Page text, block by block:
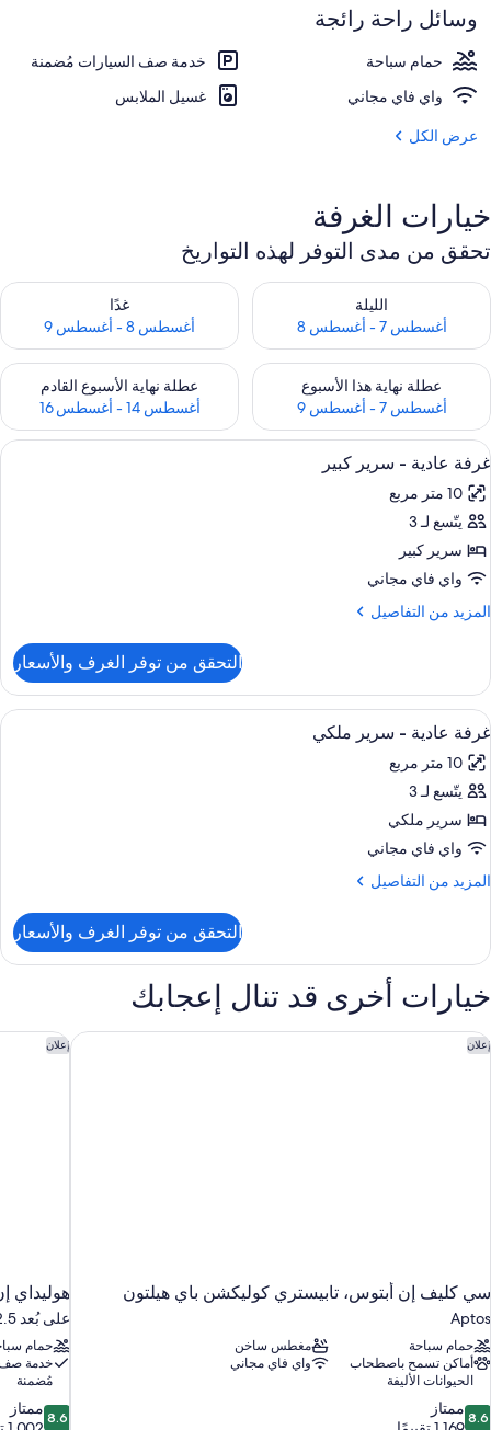
نافورة
وسائل راحة رائجة
حمام سباحة
خدمة صف السيارات مُضمنة
واي فاي مجاني
غسيل الملابس
عرض الكل
خيارات الغرفة
تحقق من مدى التوفر لهذه التواريخ
الليلة
أغسطس 7 - أغسطس 8
تحقق من مدى التوفر لليلة للفترة أغسطس 7 - أغسطس 8
غدًا
أغسطس 8 - أغسطس 9
تحقق من مدى التوفر لغد للفترة أغسطس
عطلة نهاية هذا الأسبوع
أغسطس 7 - أغسطس 9
تحقق من مدى التوفر لعطلة نهاية هذا الأسبوع للفترة أغسطس 7 - أغسطس 9
عطلة نهاية الأسبوع القادم
أغسطس 14 - أغسطس 16
تحقق من مدى التوفر لعطلة نهاية
استعراض
جميع
صور
غرفة
عادية
-
سرير
كبير
ستائر تعتيم ومكواة/لوح كي وواي فاي
4
غرفة عادية - سرير كبير
10 متر مربع
يتّسع لـ 3
سرير كبير
واي فاي مجاني
المزيد من التفاصيل
المزيد
غرفة
عادية
-
سرير
كبير
التحقق من توفر الغرف والأسعار
استعراض
جميع
صور
غرفة
عادية
-
سرير
ملكي
ستائر تعتيم ومكواة/لوح كي وواي فاي
4
غرفة عادية - سرير ملكي
10 متر مربع
يتّسع لـ 3
سرير ملكي
واي فاي مجاني
المزيد من التفاصيل
المزيد
غرفة
-
سرير
ملكي
التحقق من توفر الغرف والأسعار
خيارات أخرى قد تنال إعجابك
إعلان
سي كليف إن أبتوس، تابيستري كوليكشن باي هيلتون
Aptos
حمام سباحة
مغطس ساخن
أماكن تسمح باصطحاب
الحيوانات الأليفة
واي فاي مجاني
8.6
8.6 ممتاز
سي كليف إن أبتوس، تابيستري كوليكشن باي هيلتون إعلان
هوليداي
على بُعد 12.5 كم من أبتوس
حمام
خدمة صف
مُضمنة
8.6
8.6 ممتاز
هوليداي